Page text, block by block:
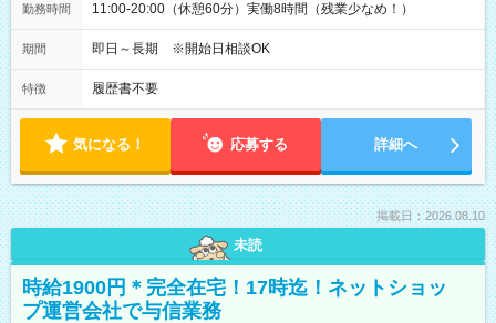
勤務時間 11:00-20:00（休憩60分）実働8時間（残業少なめ！）
期間 即日～長期 ※開始日相談OK
特徴 履歴書不要
気になる！ 応募する 詳細へ
掲載日：2026.08.10
未読
時給1900円＊完全在宅！17時迄！ネットショッ
プ運営会社で与信業務